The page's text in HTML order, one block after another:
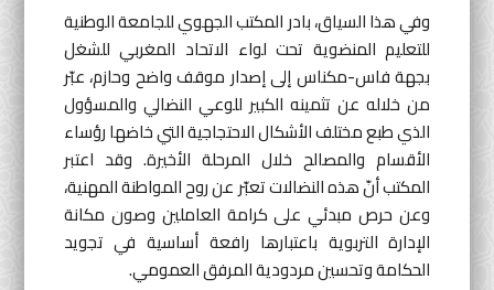
وفي هذا السياق، بادر المكتب الجهوي للجامعة الوطنية
للتعليم المنضوية تحت لواء الاتحاد المغربي للشغل
بجهة فاس-مكناس إلى إصدار موقف واضح وحازم، عبّر
من خلاله عن تثمينه الكبير للوعي النضالي والمسؤول
الذي طبع مختلف الأشكال الاحتجاجية التي خاضها رؤساء
الأقسام والمصالح خلال المرحلة الأخيرة. وقد اعتبر
المكتب أنّ هذه النضالات تعبّر عن روح المواطنة المهنية،
وعن حرص مبدئي على كرامة العاملين وصون مكانة
الإدارة التربوية باعتبارها رافعة أساسية في تجويد
الحكامة وتحسين مردودية المرفق العمومي.